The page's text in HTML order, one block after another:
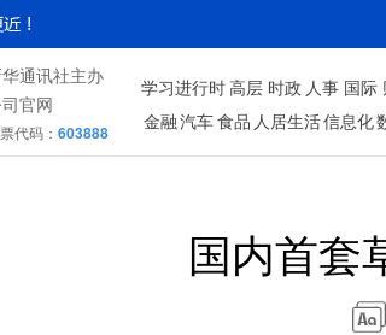
通讯社主办
官网
代码： 603888
学习进行时高层 时政 人事 国际
金融汽车食品 人居生活信息化
国内首套